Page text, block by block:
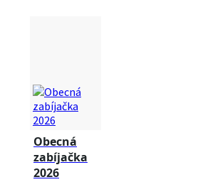
Obecná
zabíjačka
2026